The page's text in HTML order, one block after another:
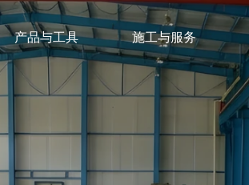
产品与工具 施工与服务